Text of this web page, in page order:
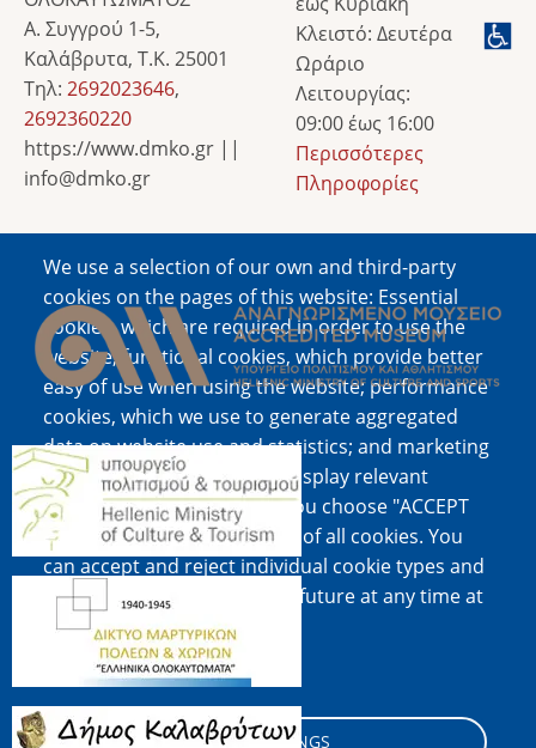
We use a selection of our own and third-party
cookies on the pages of this website: Essential
cookies, which are required in order to use the
website; functional cookies, which provide better
easy of use when using the website; performance
cookies, which we use to generate aggregated
data on website use and statistics; and marketing
cookies, which are used to display relevant
content and advertising. If you choose "ACCEPT
ALL", you consent to the use of all cookies. You
can accept and reject individual cookie types and
revoke your consent for the future at any time at
"Settings".
Cookie documentation
COOKIE SETTINGS
Α. Συγγρού 1-5,
Καλάβρυτα, Τ.Κ. 25001
Τηλ: 2692023646,
2692360220
https://www.dmko.gr ||
info@dmko.gr
Κλειστό: Δευτέρα
Ωράριο
Λειτουργίας:
09:00 έως 16:00
Περισσότερες
Πληροφορίες
Image
Image
Image
Image